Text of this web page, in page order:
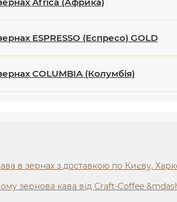
ESPRESSO (Еспресо) GOLD
COLUMBIA (Колумбія)
в зернах з доставкою по Києву,
зернова кава від Craft-Coffee